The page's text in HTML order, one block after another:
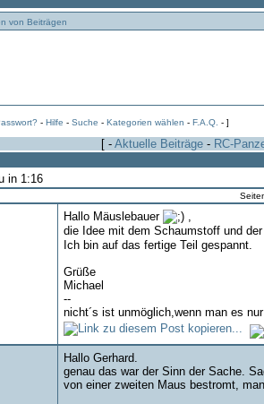
von Beiträgen
- Hilfe - Suche - Kategorien wählen - F.A.Q. - ]
[ - Aktuelle Beiträge - RC-
in 1:16
Hallo Mäuslebauer
,
die Idee mit dem Schaumstoff und
Ich bin auf das fertige Teil gespannt.
Grüße
Michael
--
nicht´s ist unmöglich,wenn man es
Hallo Gerhard.
genau das war der Sinn der Sache.
von einer zweiten Maus bestromt,